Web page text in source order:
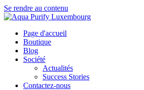
Se rendre au contenu
Page d'accueil
Boutique
Blog
Société
Actualités
Success Stories
Contactez-nous